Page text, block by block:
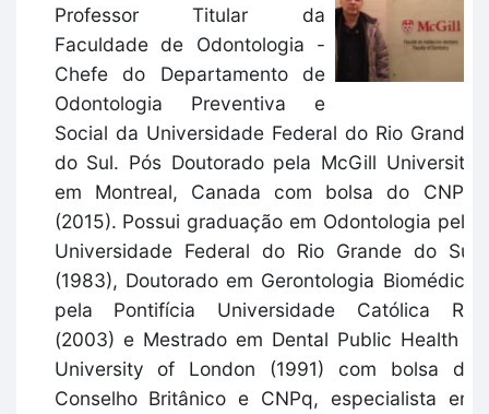
Professor Titular da
Faculdade de Odontologia -
Chefe do Departamento de
Odontologia Preventiva e
Social da Universidade Federal do Rio Grande
do Sul. Pós Doutorado pela McGill University
em Montreal, Canada com bolsa do CNPq
(2015). Possui graduação em Odontologia pela
Universidade Federal do Rio Grande do Sul
(1983), Doutorado em Gerontologia Biomédica
pela Pontifícia Universidade Católica RS
(2003) e Mestrado em Dental Public Health -
University of London (1991) com bolsa do
Conselho Britânico e CNPq, especialista em